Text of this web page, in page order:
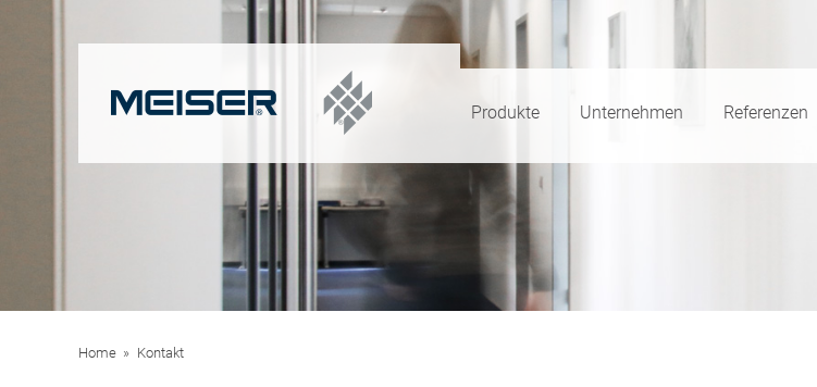
Produkte Unternehmen Referenzen
Home Kontakt